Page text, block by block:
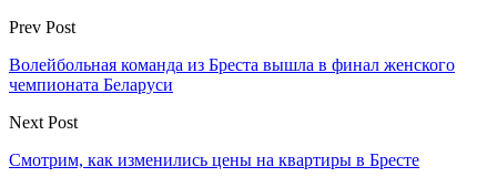
Prev Post
Волейбольная команда из Бреста вышла в финал женского
чемпионата Беларуси
Next Post
Смотрим, как изменились цены на квартиры в Бресте